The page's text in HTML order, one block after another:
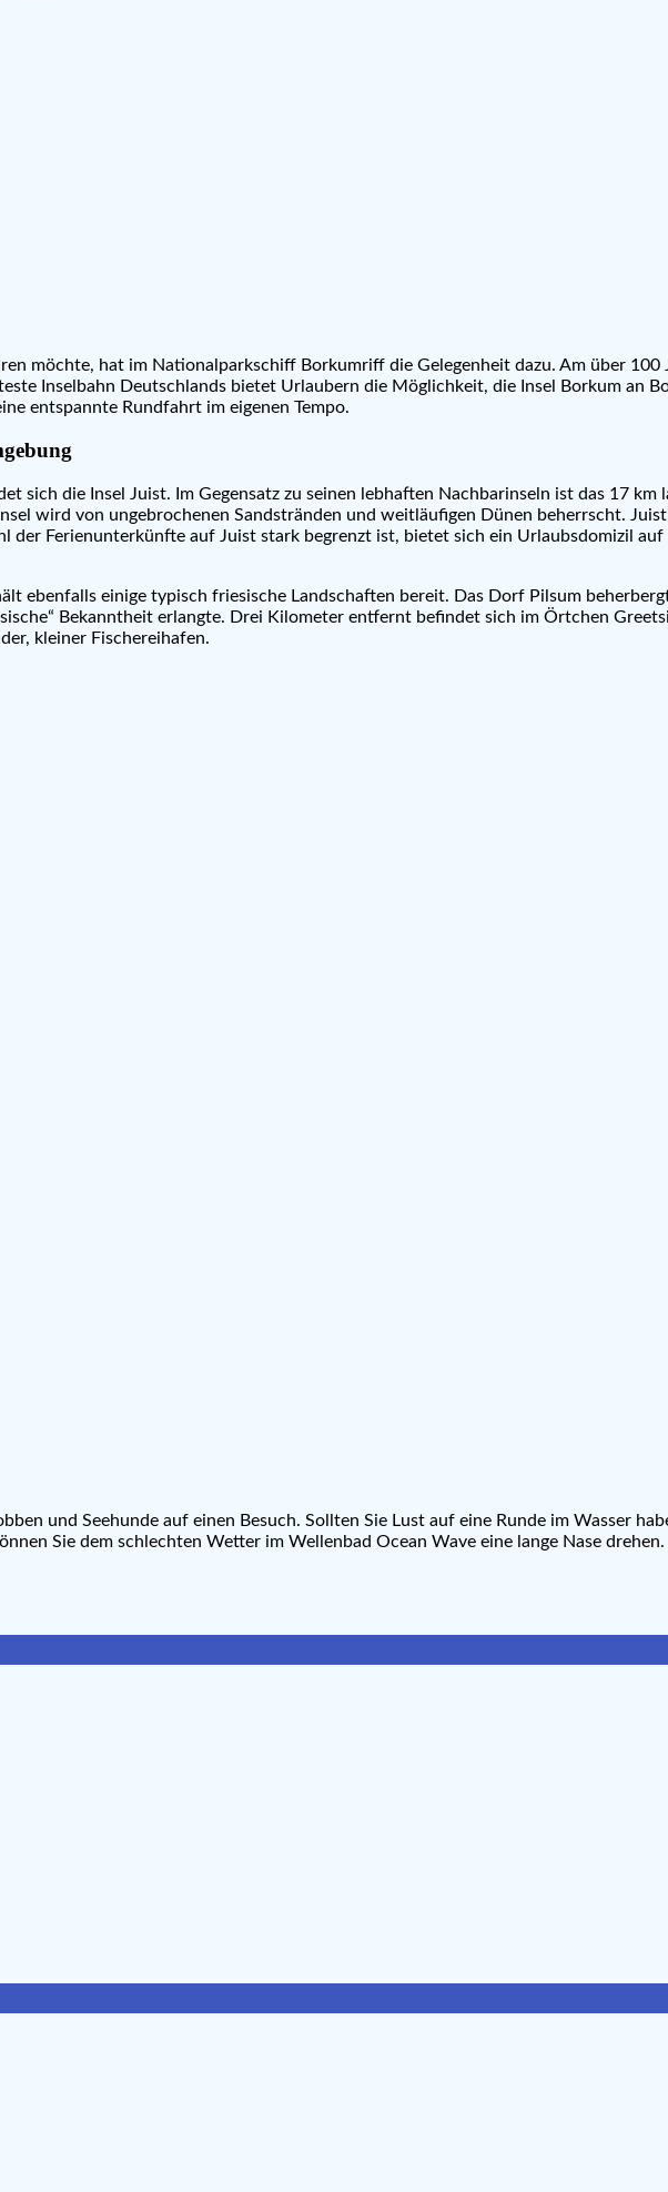
möchte, hat im Nationalparkschiff Borkumriff die Gelegenheit dazu. Am über
Inselbahn Deutschlands bietet Urlaubern die Möglichkeit, die Insel Borkum an
entspannte Rundfahrt im eigenen Tempo.
sich die Insel Juist. Im Gegensatz zu seinen lebhaften Nachbarinseln ist das 17
wird von ungebrochenen Sandstränden und weitläufigen Dünen beherrscht.
der Ferienunterkünfte auf Juist stark begrenzt ist, bietet sich ein Urlaubsdomizil
ebenfalls einige typisch friesische Landschaften bereit. Das Dorf Pilsum
Bekanntheit erlangte. Drei Kilometer entfernt befindet sich im Örtchen
kleiner Fischereihafen.
und Seehunde auf einen Besuch. Sollten Sie Lust auf eine Runde im Wasser
Sie dem schlechten Wetter im Wellenbad Ocean Wave eine lange Nase drehen.